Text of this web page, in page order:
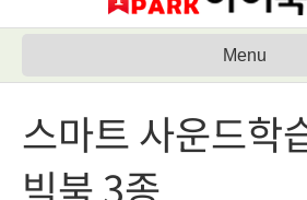
Menu
스마트 사운드학
빅북 3종